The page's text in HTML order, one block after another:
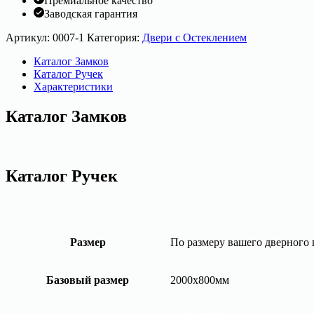
Заводская гарантия
Артикул: 0007-1 Категория: Двери с Остеклением
Каталог Замков
Каталог Ручек
Характеристики
Каталог Замков
Каталог Ручек
Размер По размеру вашего дверного
Базовый размер 2000х800мм